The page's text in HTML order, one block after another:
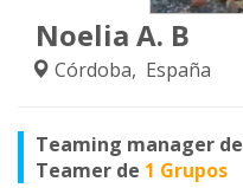
Noelia A. B
Córdoba, España
Teaming manager de
Teamer de 1 Grupos